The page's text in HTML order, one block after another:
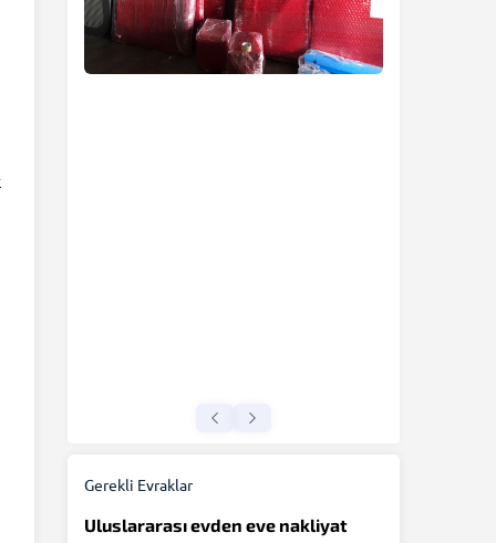
Gerekli Evraklar
Uluslararası evden eve nakliyat